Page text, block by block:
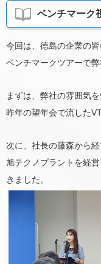
ベンチマーク
今回は、徳島の企業の
ベンチマークツアーで
まずは、弊社の雰囲気
昨年の望年会で流した
次に、社長の藤森から経
旭テクノプラントを経
きました。